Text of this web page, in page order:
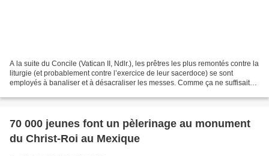
A la suite du Concile (Vatican II, Ndlr.), les prêtres les plus remontés contre la
liturgie (et probablement contre l’exercice de leur sacerdoce) se sont
employés à banaliser et à désacraliser les messes. Comme ça ne suffisait
70 000 jeunes font un pèlerinage au monument
du Christ-Roi au Mexique